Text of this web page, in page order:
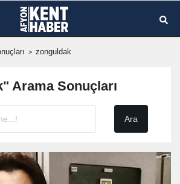
zonguldak
Arama Sonuçları